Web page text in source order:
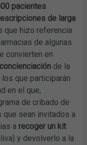
pacientes
de larga
que hizo referencia
de algunas
convierten en
concienciación de la
que participarán
en el que,
de cribado de
que sean invitados a
a recoger un kit
y devolverlo a la